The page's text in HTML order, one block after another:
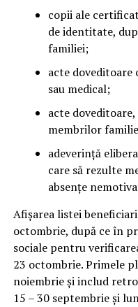
copii ale
de identitate,
familiei;
acte doveditoare
sau medical;
acte
membrilor
adeverinţă
care să rezulte
absenţe
Afişarea listei
octombrie, după ce în
sociale pentru
23 octombrie. Primele
noiembrie şi includ
15 – 30 septembrie şi